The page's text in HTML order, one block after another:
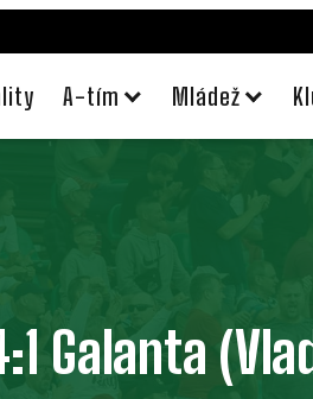
A-tím Mládež
Galanta